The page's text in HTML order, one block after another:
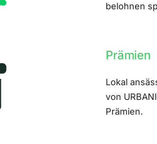
belohnen
Prämien
Lokal
von
Prämien.